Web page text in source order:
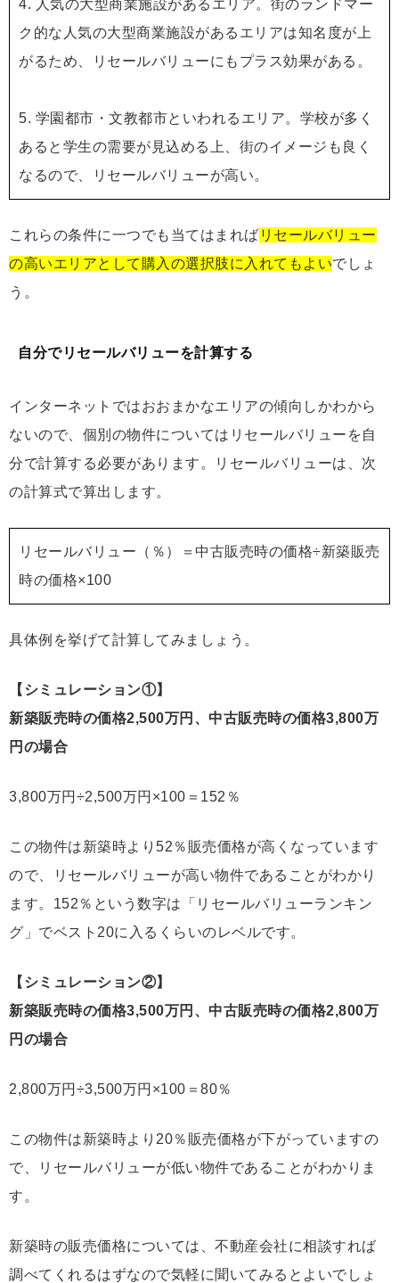
4. 人気の大型商業施設があるエリア。街のランドマー
ク的な人気の大型商業施設があるエリアは知名度が上
がるため、リセールバリューにもプラス効果がある。
5. 学園都市・文教都市といわれるエリア。学校が多く
あると学生の需要が見込める上、街のイメージも良く
なるので、リセールバリューが高い。
これらの条件に一つでも当てはまれば リセールバリュー
の高いエリアとして購入の選択肢に入れてもよいでしょ
う。
自分でリセールバリューを計算する
インターネットではおおまかなエリアの傾向しかわから
ないので、個別の物件についてはリセールバリューを自
分で計算する必要があります。リセールバリューは、次
の計算式で算出します。
リセールバリュー（％）＝中古販売時の価格÷新築販売
時の価格×100
具体例を挙げて計算してみましょう。
【シミュレーション①】
新築販売時の価格2,500万円、中古販売時の価格3,800万
円の場合
3,800万円÷2,500万円×100＝152％
この物件は新築時より52％販売価格が高くなっています
ので、リセールバリューが高い物件であることがわかり
ます。152％という数字は「リセールバリューランキン
グ」でベスト20に入るくらいのレベルです。
【シミュレーション②】
新築販売時の価格3,500万円、中古販売時の価格2,800万
円の場合
2,800万円÷3,500万円×100＝80％
この物件は新築時より20％販売価格が下がっていますの
で、リセールバリューが低い物件であることがわかりま
す。
新築時の販売価格については、不動産会社に相談すれば
調べてくれるはずなので気軽に聞いてみるとよいでしょ